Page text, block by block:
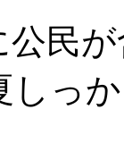
民
しっ